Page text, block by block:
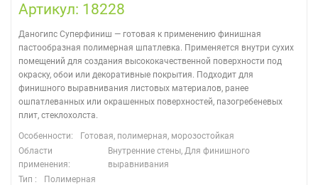
Артикул: 18228
Даногипс Суперфиниш — готовая к применению финишная
пастообразная полимерная шпатлевка. Применяется внутри сухих
помещений для создания высококачественной поверхности под
окраску, обои или декоративные покрытия. Подходит для
финишного выравнивания листовых материалов, ранее
ошпатлеванных или окрашенных поверхностей, пазогребеневых
плит, стеклохолста.
Особенности:
Готовая, полимерная, морозостойкая
Области
применения:
Внутренние стены, Для финишного
выравнивания
Тип :
Полимерная